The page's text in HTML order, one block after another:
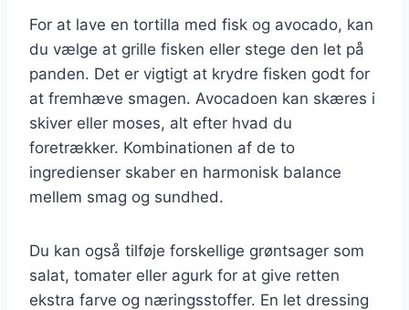
For at lave en tortilla med fisk og avocado, kan
du vælge at grille fisken eller stege den let på
panden. Det er vigtigt at krydre fisken godt for
at fremhæve smagen. Avocadoen kan skæres i
skiver eller moses, alt efter hvad du
foretrækker. Kombinationen af de to
ingredienser skaber en harmonisk balance
mellem smag og sundhed.
Du kan også tilføje forskellige grøntsager som
salat, tomater eller agurk for at give retten
ekstra farve og næringsstoffer. En let dressing